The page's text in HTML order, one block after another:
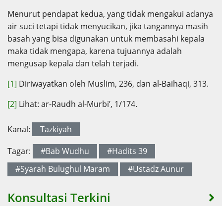
Menurut pendapat kedua, yang tidak mengakui adanya
air suci tetapi tidak menyucikan, jika tangannya masih
basah yang bisa digunakan untuk membasahi kepala
maka tidak mengapa, karena tujuannya adalah
mengusap kepala dan telah terjadi.
[1] Diriwayatkan oleh Muslim, 236, dan al-Baihaqi, 313.
[2] Lihat: ar-Raudh al-Murbi’, 1/174.
Kanal: Tazkiyah
Tagar: #Bab Wudhu
#Hadits 39
#Syarah Bulughul Maram
#Ustadz Aunur
Konsultasi Terkini